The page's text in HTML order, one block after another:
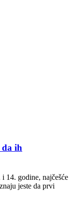
da ih
14. godine, najčešće
jeste da prvi